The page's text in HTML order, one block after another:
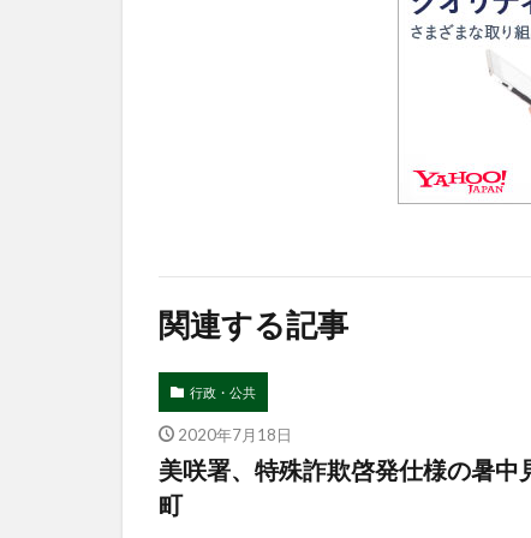
関連する記事
行政・公共
2020年7月18日
美咲署、特殊詐欺啓発仕様の暑
町